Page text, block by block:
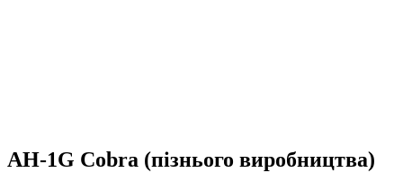
AH-1G Cobra (пізнього виробництва)